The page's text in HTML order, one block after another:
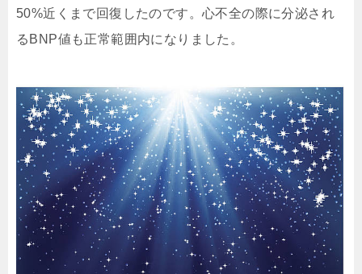
50%近くまで回復したのです。心不全の際に分泌され
るBNP値も正常範囲内になりました。